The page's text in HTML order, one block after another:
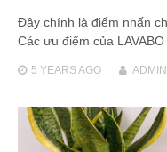
Đây chính là điểm nhấn
Các ưu điểm của
5 YEARSAGO ADMIN